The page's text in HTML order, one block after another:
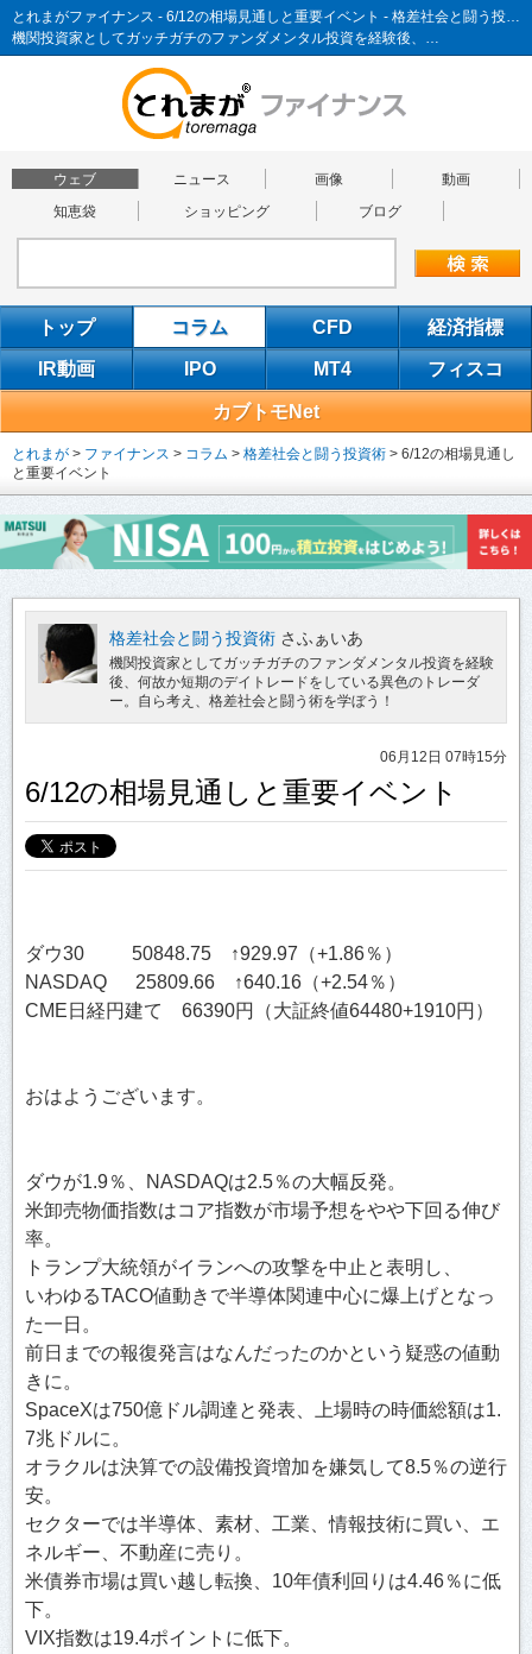
とれまがファイナンス - 6/12の相場見通しと重要イベント - 格差社会と闘う投資術
機関投資家としてガッチガチのファンダメンタル投資を経験後、…
ウェブ ニュース 画像
動画
知恵袋
ショッピング ブログ
トップ コラム CFD 経済指標
IR動画 IPO MT4 フィスコ
カブトモNet
とれまが > ファイナンス > コラム > 格差社会と闘う投資術 > 6/12の相場見通し
と重要イベント
格差社会と闘う投資術 さふぁいあ
機関投資家としてガッチガチのファンダメンタル投資を経験
後、何故か短期のデイトレードをしている異色のトレーダ
ー。自ら考え、格差社会と闘う術を学ぼう！
06月12日 07時15分
6/12の相場見通しと重要イベント
ダウ30 50848.75 ↑929.97（+1.86％）
NASDAQ 25809.66 ↑640.16（+2.54％）
CME日経円建て 66390円（大証終値64480+1910円）
おはようございます。
ダウが1.9％、NASDAQは2.5％の大幅反発。
米卸売物価指数はコア指数が市場予想をやや下回る伸び
率。
トランプ大統領がイランへの攻撃を中止と表明し、
いわゆるTACO値動きで半導体関連中心に爆上げとなっ
た一日。
前日までの報復発言はなんだったのかという疑惑の値動
きに。
SpaceXは750億ドル調達と発表、上場時の時価総額は1.
7兆ドルに。
オラクルは決算での設備投資増加を嫌気して8.5％の逆行
安。
セクターでは半導体、素材、工業、情報技術に買い、エ
ネルギー、不動産に売り。
米債券市場は買い越し転換、10年債利回りは4.46％に低
下。
VIX指数は19.4ポイントに低下。